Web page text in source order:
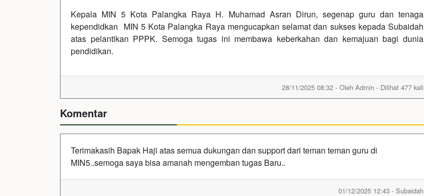
Kepala MIN 5 Kota Palangka Raya H. Muhamad Asran Dirun, segenap guru dan tenaga
kependidkan MIN 5 Kota Palangka Raya mengucapkan selamat dan sukses kepada Subaidah
atas pelantikan PPPK. Semoga tugas ini membawa keberkahan dan kemajuan bagi dunia
pendidikan.
28/11/2025 08:32 - Oleh Admin - Dilihat 477 kali
Komentar
Terimakasih Bapak Haji atas semua dukungan dan support dari teman teman guru di
MIN5..semoga saya bisa amanah mengemban tugas Baru..
01/12/2025 12:43 - Subaidah